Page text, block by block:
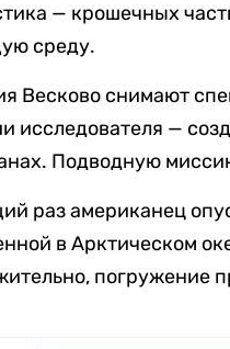
— крошечных
среду.
Весково снимают
исследователя —
Подводную
раз американец
в Арктическом
погружение